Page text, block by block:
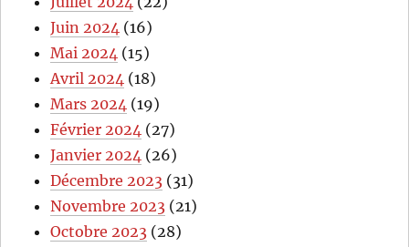
Juin 2024 (16)
Mai 2024 (15)
Avril 2024 (18)
Mars 2024 (19)
Février 2024 (27)
Janvier 2024 (26)
Décembre 2023 (31)
Novembre 2023 (21)
Octobre 2023 (28)